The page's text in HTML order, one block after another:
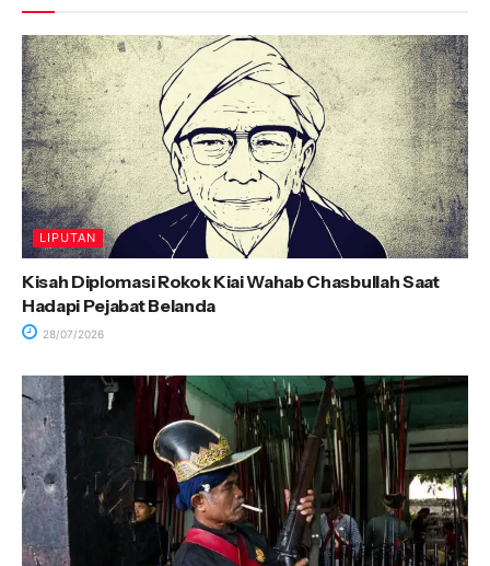
LIPUTAN
Kisah Diplomasi Rokok Kiai Wahab Chasbullah Saat
Hadapi Pejabat Belanda
28/07/2026